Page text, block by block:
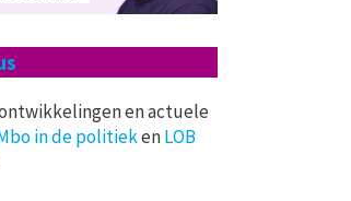
en actuele
in de politiekenLOB